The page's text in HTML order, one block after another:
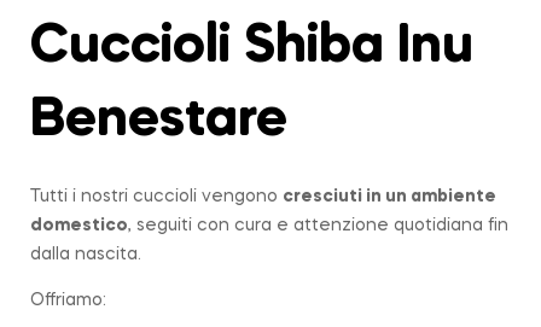
Cuccioli Shiba Inu
Benestare
Tutti i nostri cuccioli vengono cresciuti in un ambiente
domestico, seguiti con cura e attenzione quotidiana fin
dalla nascita.
Offriamo: